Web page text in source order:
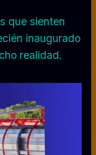
que sienten
inaugurado
realidad.